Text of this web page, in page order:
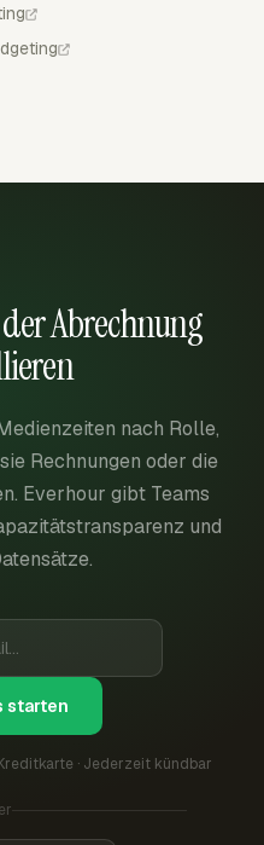
Abrechnung
nach Rolle,
Rechnungen oder die
Everhour gibt Teams
und
starten
· Jederzeit kündbar